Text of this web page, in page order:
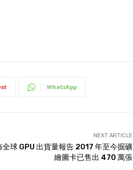
WhatsApp
NEXT ARTICLE
全球 GPU 出貨量報告 2017 年至今掘礦
繪圖卡已售出 470 萬張